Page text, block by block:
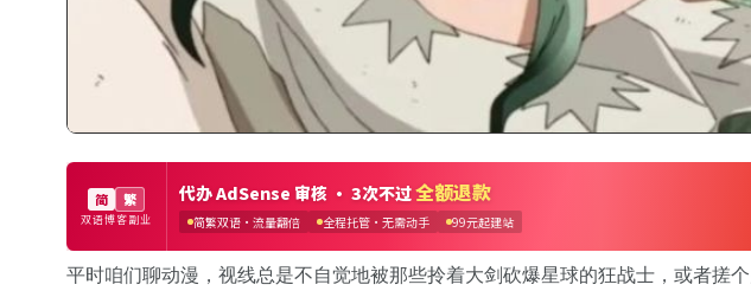
平时咱们聊动漫，视线总是不自觉地被那些拎着大剑砍爆星球的狂战士，或者搓